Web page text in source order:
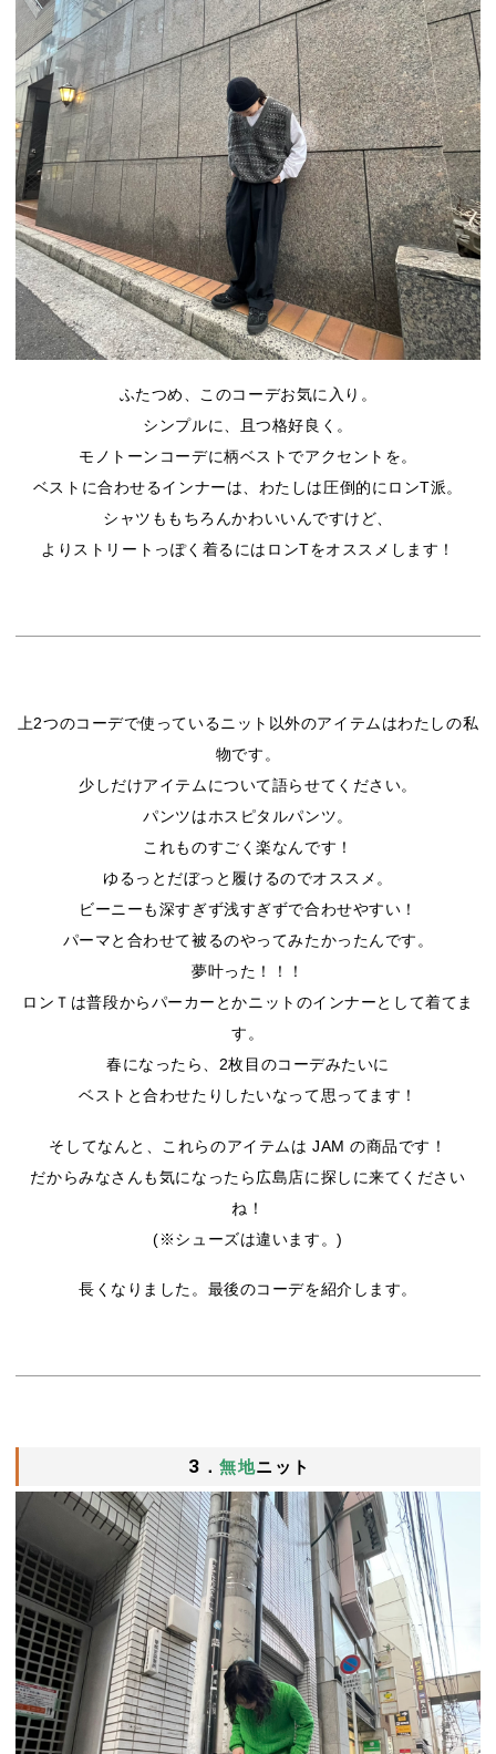
ふたつめ、このコーデお気に入り。
シンプルに、且つ格好良く。
モノトーンコーデに柄ベストでアクセントを。
ベストに合わせるインナーは、わたしは圧倒的にロンT派。
シャツももちろんかわいいんですけど、
よりストリートっぽく着るにはロンTをオススメします！
上2つのコーデで使っているニット以外のアイテムはわたしの私
物です。
少しだけアイテムについて語らせてください。
パンツはホスピタルパンツ。
これものすごく楽なんです！
ゆるっとだぼっと履けるのでオススメ。
ビーニーも深すぎず浅すぎずで合わせやすい！
パーマと合わせて被るのやってみたかったんです。
夢叶った！！！
ロンＴは普段からパーカーとかニットのインナーとして着てま
す。
春になったら、2枚目のコーデみたいに
ベストと合わせたりしたいなって思ってます！
そしてなんと、これらのアイテムは JAM の商品です！
だからみなさんも気になったら広島店に探しに来てください
ね！
(※シューズは違います。)
長くなりました。最後のコーデを紹介します。
3．無地ニット